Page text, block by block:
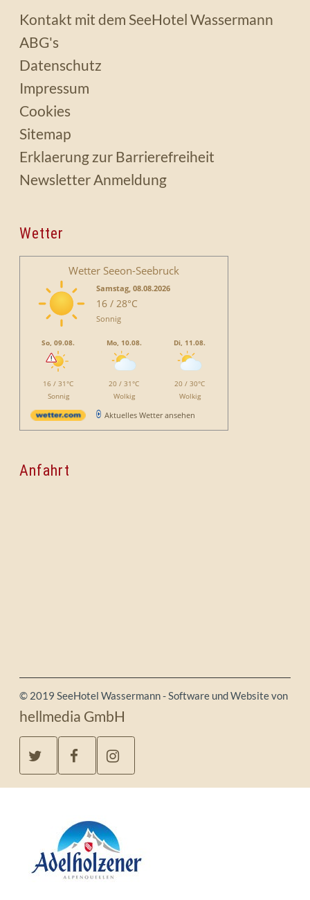
Kontakt mit dem SeeHotel Wassermann
ABG's
Datenschutz
Impressum
Cookies
Sitemap
Erklaerung zur Barrierefreiheit
Newsletter Anmeldung
Wetter
Wetter Seeon-Seebruck
Samstag, 08.08.2026
16 / 28°C
Sonnig
So, 09.08.
16 / 31°C
Sonnig
Mo, 10.08.
20 / 31°C
Wolkig
Di, 11.08.
20 / 30°C
Wolkig
Aktuelles Wetter ansehen
Anfahrt
© 2019 SeeHotel Wassermann - Software und Website von
hellmedia GmbH